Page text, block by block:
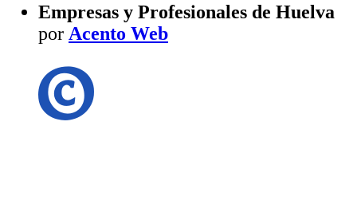
Empresas y Profesionales de Huelva
por Acento Web